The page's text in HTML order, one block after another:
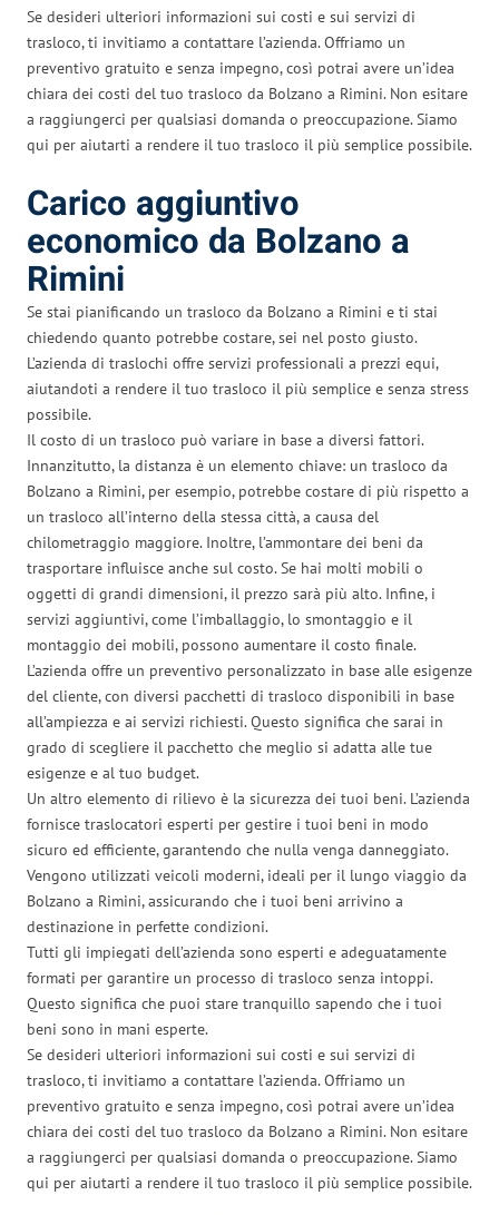
Se desideri ulteriori informazioni sui costi e sui servizi di
trasloco, ti invitiamo a contattare l’azienda. Offriamo un
preventivo gratuito e senza impegno, così potrai avere un’idea
chiara dei costi del tuo trasloco da Bolzano a Rimini. Non esitare
a raggiungerci per qualsiasi domanda o preoccupazione. Siamo
qui per aiutarti a rendere il tuo trasloco il più semplice possibile.
Carico aggiuntivo
economico da Bolzano a
Rimini
Se stai pianificando un trasloco da Bolzano a Rimini e ti stai
chiedendo quanto potrebbe costare, sei nel posto giusto.
L’azienda di traslochi offre servizi professionali a prezzi equi,
aiutandoti a rendere il tuo trasloco il più semplice e senza stress
possibile.
Il costo di un trasloco può variare in base a diversi fattori.
Innanzitutto, la distanza è un elemento chiave: un trasloco da
Bolzano a Rimini, per esempio, potrebbe costare di più rispetto a
un trasloco all’interno della stessa città, a causa del
chilometraggio maggiore. Inoltre, l’ammontare dei beni da
trasportare influisce anche sul costo. Se hai molti mobili o
oggetti di grandi dimensioni, il prezzo sarà più alto. Infine, i
servizi aggiuntivi, come l’imballaggio, lo smontaggio e il
montaggio dei mobili, possono aumentare il costo finale.
L’azienda offre un preventivo personalizzato in base alle esigenze
del cliente, con diversi pacchetti di trasloco disponibili in base
all’ampiezza e ai servizi richiesti. Questo significa che sarai in
grado di scegliere il pacchetto che meglio si adatta alle tue
esigenze e al tuo budget.
Un altro elemento di rilievo è la sicurezza dei tuoi beni. L’azienda
fornisce traslocatori esperti per gestire i tuoi beni in modo
sicuro ed efficiente, garantendo che nulla venga danneggiato.
Vengono utilizzati veicoli moderni, ideali per il lungo viaggio da
Bolzano a Rimini, assicurando che i tuoi beni arrivino a
destinazione in perfette condizioni.
Tutti gli impiegati dell’azienda sono esperti e adeguatamente
formati per garantire un processo di trasloco senza intoppi.
Questo significa che puoi stare tranquillo sapendo che i tuoi
beni sono in mani esperte.
Se desideri ulteriori informazioni sui costi e sui servizi di
trasloco, ti invitiamo a contattare l’azienda. Offriamo un
preventivo gratuito e senza impegno, così potrai avere un’idea
chiara dei costi del tuo trasloco da Bolzano a Rimini. Non esitare
a raggiungerci per qualsiasi domanda o preoccupazione. Siamo
qui per aiutarti a rendere il tuo trasloco il più semplice possibile.